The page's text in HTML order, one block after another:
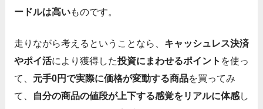
ードルは高いものです。
走りながら考えるということなら、 キャッシュレス決済
やポイ活により獲得した投資にまわせるポイント を使っ
て、 元手0円で実際に価格が変動する商品を買ってみ
て、
自分の商品の値段が上下する感覚をリアルに体感し